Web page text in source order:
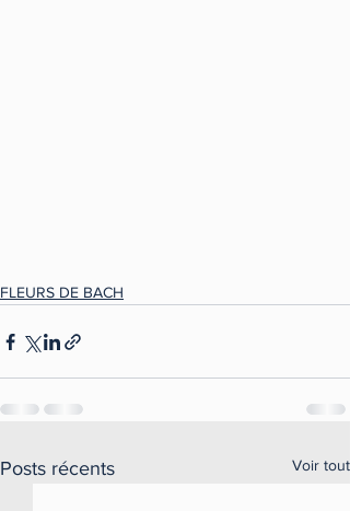
FLEURS DE BACH
Posts récents Voir tout